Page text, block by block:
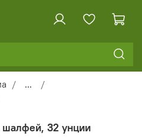
...
32 унции